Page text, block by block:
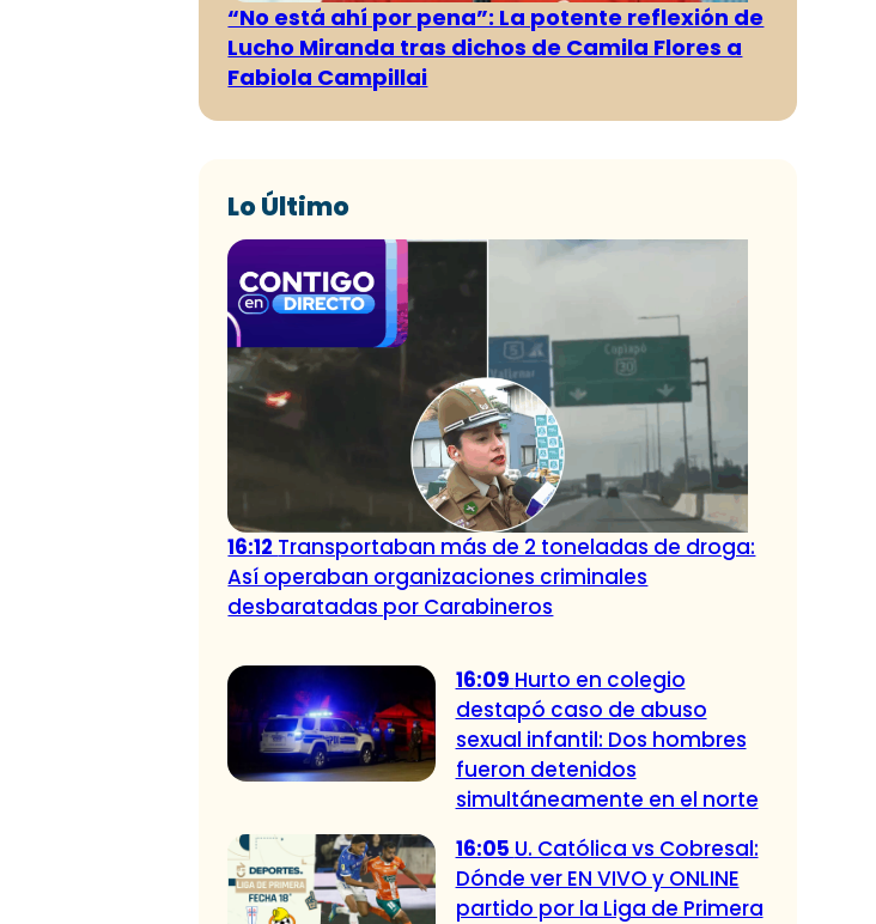
“No está ahí por pena”: La potente reflexión de
Lucho Miranda tras dichos de Camila Flores a
Fabiola Campillai
Lo Último
16:12 Transportaban más de 2 toneladas de droga:
Así operaban organizaciones criminales
desbaratadas por Carabineros
16:09 Hurto en colegio
destapó caso de abuso
sexual infantil: Dos hombres
fueron detenidos
simultáneamente en el norte
16:05 U. Católica vs Cobresal:
Dónde ver EN VIVO y ONLINE
partido por la Liga de Primera